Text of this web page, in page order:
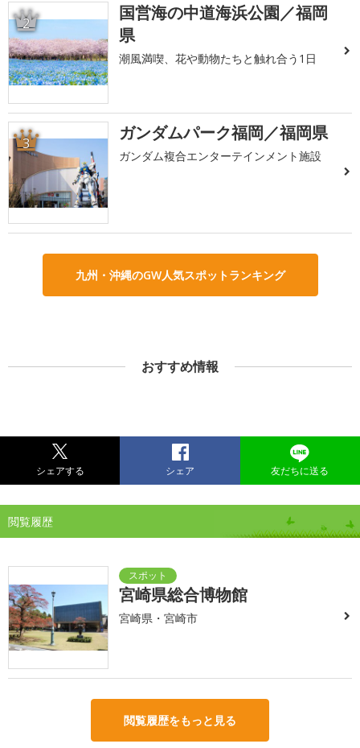
2
国営海の中道海浜公園／福岡
県
潮風満喫、花や動物たちと触れ合う1日
3 ガンダムパーク福岡／福岡県
ガンダム複合エンターテインメント施設
九州・沖縄のGW人気スポットランキング
おすすめ情報
シェアする シェア 友だちに送る
閲覧履歴
宮崎県総合博物館
宮崎県・宮崎市
閲覧履歴をもっと見る